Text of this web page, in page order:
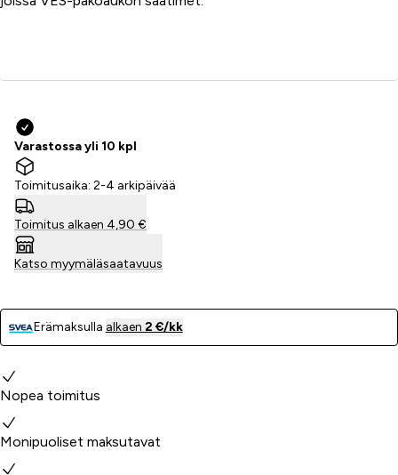
Varastossa yli 10 kpl
Toimitusaika: 2-4 arkipäivää
Toimitus alkaen 4,90 €
Katso myymäläsaatavuus
Erämaksulla alkaen 2 €/kk
Miksi valita meidät?
Nopea toimitus
Monipuoliset maksutavat